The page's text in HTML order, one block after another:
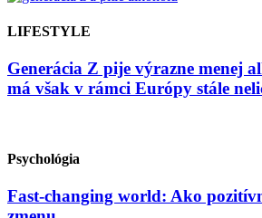
LIFESTYLE
Generácia Z pije výrazne menej
má však v rámci Európy stále
Psychológia
Fast-changing world: Ako